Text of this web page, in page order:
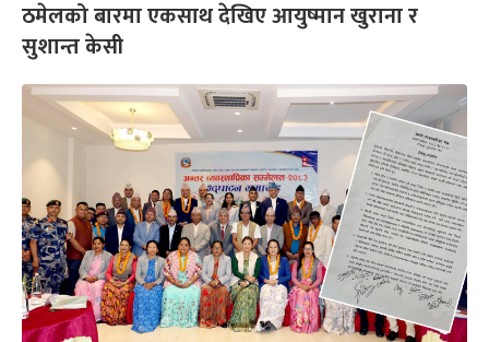
ठमेलको बारमा एकसाथ देखिए आयुष्मान खुराना र
सुशान्त केसी